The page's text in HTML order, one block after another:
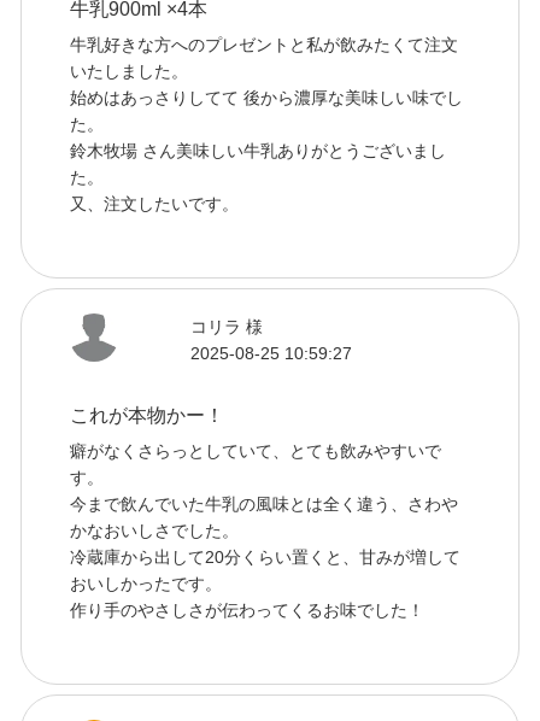
牛乳900ml ×4本
牛乳好きな方へのプレゼントと私が飲みたくて注文
いたしました。
始めはあっさりしてて 後から濃厚な美味しい味でし
た。
鈴木牧場 さん美味しい牛乳ありがとうございまし
た。
又、注文したいです。
コリラ 様
2025-08-25 10:59:27
これが本物かー！
癖がなくさらっとしていて、とても飲みやすいで
す。
今まで飲んでいた牛乳の風味とは全く違う、さわや
かなおいしさでした。
冷蔵庫から出して20分くらい置くと、甘みが増して
おいしかったです。
作り手のやさしさが伝わってくるお味でした！